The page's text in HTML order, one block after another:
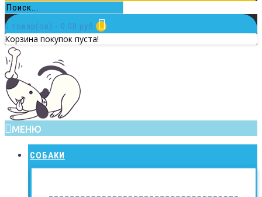
0 товар(ов) - 0.00 руб.
Корзина покупок пуста!
МЕНЮ
СОБАКИ